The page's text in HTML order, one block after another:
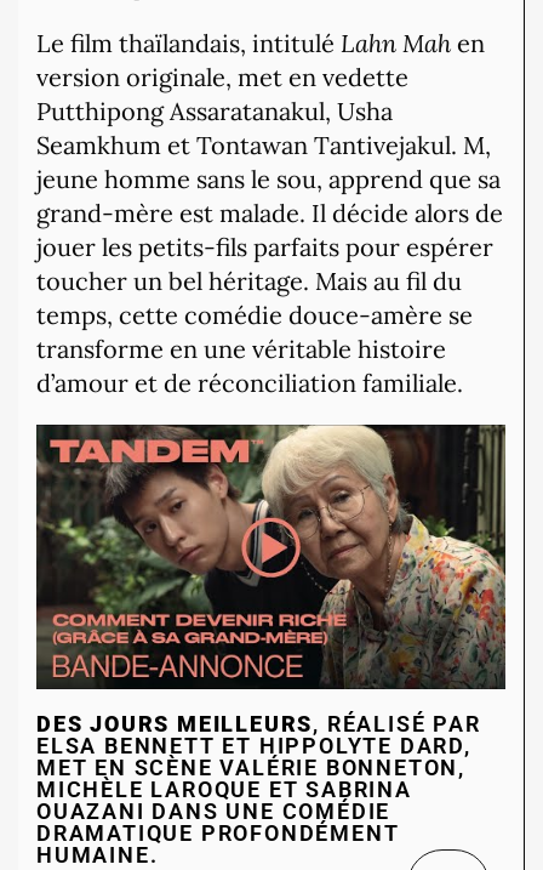
Le film thaïlandais, intitulé Lahn Mah en
version originale, met en vedette
Putthipong Assaratanakul, Usha
Seamkhum et Tontawan Tantivejakul. M,
jeune homme sans le sou, apprend que sa
grand-mère est malade. Il décide alors de
jouer les petits-fils parfaits pour espérer
toucher un bel héritage. Mais au fil du
temps, cette comédie douce-amère se
transforme en une véritable histoire
d’amour et de réconciliation familiale.
DES JOURS MEILLEURS, RÉALISÉ PAR
ELSA BENNETT ET HIPPOLYTE DARD,
MET EN SCÈNE VALÉRIE BONNETON,
MICHÈLE LAROQUE ET SABRINA
OUAZANI DANS UNE COMÉDIE
DRAMATIQUE PROFONDÉMENT
HUMAINE.